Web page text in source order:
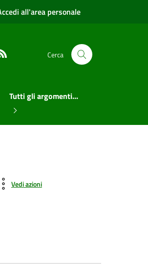
all'area personale
Cerca
Tutti gli argomenti...
Vedi azioni